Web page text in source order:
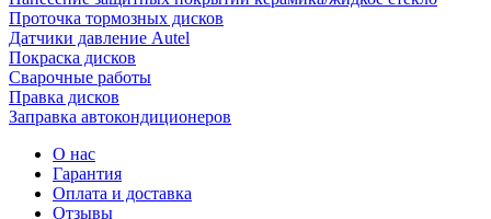
Проточка тормозных дисков
Датчики давление Autel
Покраска дисков
Сварочные работы
Правка дисков
Заправка автокондиционеров
О нас
Гарантия
Оплата и доставка
Отзывы